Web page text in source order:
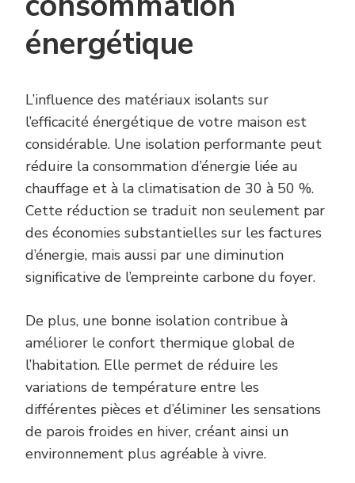
énergétique
L’influence des matériaux isolants sur
l’efficacité énergétique de votre maison est
considérable. Une isolation performante peut
réduire la consommation d’énergie liée au
chauffage et à la climatisation de 30 à 50 %.
Cette réduction se traduit non seulement par
des économies substantielles sur les factures
d’énergie, mais aussi par une diminution
significative de l’empreinte carbone du foyer.
De plus, une bonne isolation contribue à
améliorer le confort thermique global de
l’habitation. Elle permet de réduire les
variations de température entre les
différentes pièces et d’éliminer les sensations
de parois froides en hiver, créant ainsi un
environnement plus agréable à vivre.